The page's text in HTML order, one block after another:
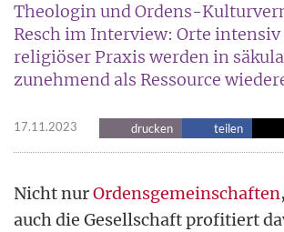
Theologin und Ordens-
Resch im Interview: Orte
religiöser Praxis werden in
zunehmend als Ressource
17.11.2023 drucken teilen
Nicht nurOrdensgemeinschaften
auch die Gesellschaft profitiert